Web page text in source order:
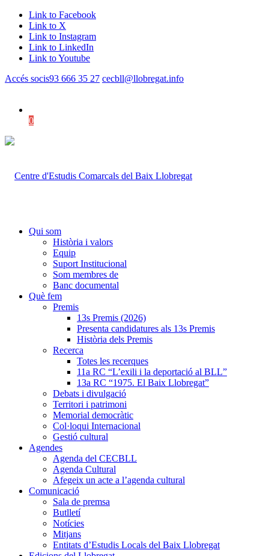
Link to Facebook
Link to X
Link to Instagram
Link to LinkedIn
Link to Youtube
Accés socis93 666 35 27 cecbll@llobregat.info
0
Qui som
Història i valors
Equip
Suport Institucional
Som membres de
Banc documental
Què fem
Premis
13s Premis (2026)
Presenta candidatures als 13s Premis
Història dels Premis
Recerca
Totes les recerques
11a RC “L’exili i la deportació al BLL”
13a RC “1975. El Baix Llobregat”
Debats i divulgació
Territori i patrimoni
Memorial democràtic
Col·loqui Internacional
Gestió cultural
Agendes
Agenda del CECBLL
Agenda Cultural
Afegeix un acte a l’agenda cultural
Comunicació
Sala de premsa
Butlletí
Notícies
Mitjans
Entitats d’Estudis Locals del Baix Llobregat